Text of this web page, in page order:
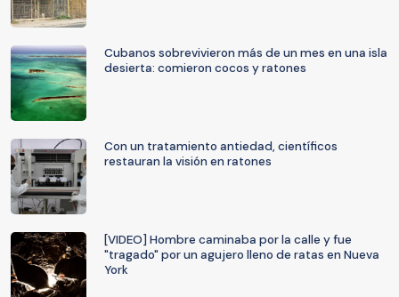
Cubanos sobrevivieron más de un mes en una isla
desierta: comieron cocos y ratones
Con un tratamiento antiedad, científicos
restauran la visión en ratones
[VIDEO] Hombre caminaba por la calle y fue
"tragado" por un agujero lleno de ratas en Nueva
York